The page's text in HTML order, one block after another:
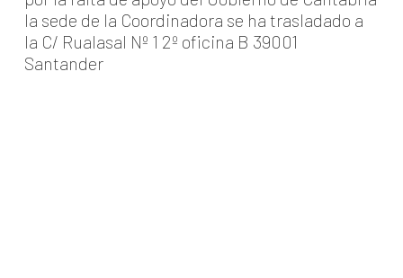
la sede de la Coordinadora se ha trasladado a
la C/ Rualasal Nº 1 2º oficina B 39001
Santander